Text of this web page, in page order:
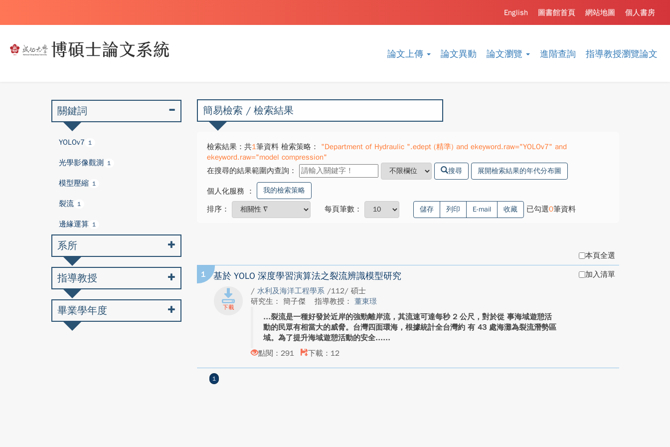
論文上傳 論文異動 論文瀏覽 進階查詢 指導教授瀏覽論文
個人書房
網站地圖
圖書館首頁
English
簡易檢索 / 檢索結果
檢索結果：共1筆資料 檢索策略：
"Department of Hydraulic ".edept (精準) and ekeyword.raw="YOLOv7" and
ekeyword.raw="model compression"
在搜尋的結果範圍內查詢：
搜尋 展開檢索結果的年代分布圖
個人化服務 ： 我的檢索策略
排序： 每頁筆數： 儲存 列印 E-mail 收藏 已勾選0筆資料
本頁全選
1 基於 YOLO 深度學習演算法之裂流辨識模型研究
/ 水利及海洋工程學系 /112/ 碩士
研究生： 簡子傑
指導教授： 董東璟
裂流是一種好發於近岸的強勁離岸流，其流速可達每秒 2 公尺，對於從 事海域遊憩活
動的民眾有相當大的威脅。台灣四面環海，根據統計全台灣約 有 43 處海灘為裂流潛勢區
域。為了提升海域遊憩活動的安全...
點閱：291
下載：12
加入清單
1
關鍵詞
YOLOv7 1
光學影像觀測 1
模型壓縮 1
裂流 1
邊緣運算 1
系所
指導教授
畢業學年度